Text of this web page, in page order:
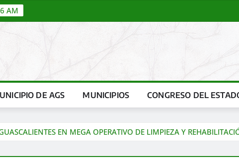
AM
DE AGS MUNICIPIOS CONGRESO DEL
EN MEGA OPERATIVO DE LIMPIEZA Y